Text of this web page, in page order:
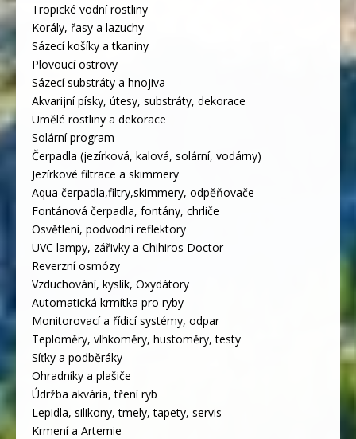
Tropické vodní rostliny
Korály, řasy a lazuchy
Sázecí košíky a tkaniny
Plovoucí ostrovy
Sázecí substráty a hnojiva
Akvarijní písky, útesy, substráty, dekorace
Umělé rostliny a dekorace
Solární program
Čerpadla (jezírková, kalová, solární, vodárny)
Jezírkové filtrace a skimmery
Aqua čerpadla,filtry,skimmery, odpěňovače
Fontánová čerpadla, fontány, chrliče
Osvětlení, podvodní reflektory
UVC lampy, zářivky a Chihiros Doctor
Reverzní osmózy
Vzduchování, kyslík, Oxydátory
Automatická krmítka pro ryby
Monitorovací a řídicí systémy, odpar
Teploměry, vlhkoměry, hustoměry, testy
Síťky a podběráky
Ohradníky a plašiče
Údržba akvária, tření ryb
Lepidla, silikony, tmely, tapety, servis
Krmení a Artemie